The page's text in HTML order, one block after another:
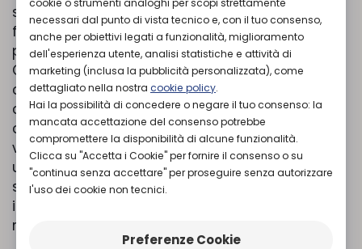
si adatta perfettamente alla spalla e una
fascia di supporto per il polso. Il tubo integrato
permette il collegamento rapido con il
Cryo/Cuff® IC Cooler, consentendo la
circolazione di acqua fredda all’interno della
cuffia per un effetto terapeutico intensivo. La
chiusura in velcro regolabile garantisce una
vestibilità sicura e personalizzata. Il tutore è
universale, adatto sia per spalla destra che
sinistra, e può essere utilizzato esclusivamente
in combinazione con il dispositivo di
raffreddamento Cryo/Cuff® IC Cooler.
cookie o strumenti analoghi per scopi strettamente
necessari dal punto di vista tecnico e, con il tuo consenso,
anche per obiettivi legati a funzionalità, miglioramento
dell'esperienza utente, analisi statistiche e attività di
marketing (inclusa la pubblicità personalizzata), come
dettagliato nella nostra cookie policy.
Hai la possibilità di concedere o negare il tuo consenso: la
mancata accettazione del consenso potrebbe
compromettere la disponibilità di alcune funzionalità.
Clicca su "Accetta i Cookie" per fornire il consenso o su
"continua senza accettare" per proseguire senza autorizzare
l'uso dei cookie non tecnici.
Preferenze Cookie